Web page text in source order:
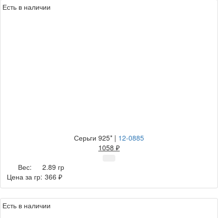
Есть в наличии
Серьги 925* | 12-0885
1058 ₽
Вес:
2.89 гр
Цена за гр: 366 ₽
Есть в наличии